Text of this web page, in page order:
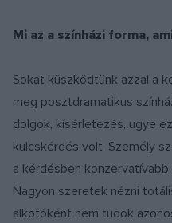
Mi az a színházi forma,
Sokat küszködtünk azzal a
meg posztdramatikus
dolgok, kísérletezés, ugye
kulcskérdés volt. Személy
a kérdésben
Nagyon szeretek nézni
alkotóként nem tudok